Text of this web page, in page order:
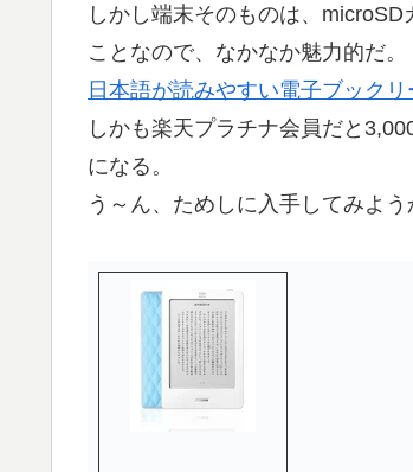
しかし端末そのものは、
ことなので、なかなか魅力的だ。
日本語が読みやすい電子ブック
しかも楽天プラチナ会員だと
になる。
う～ん、ためしに入手してみよう